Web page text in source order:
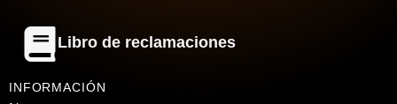
Libro de reclamaciones
INFORMACIÓN